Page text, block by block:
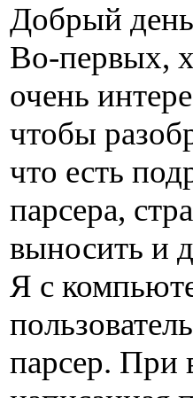
Добрый
Во-первых,
очень
чтобы
что есть
парсера,
выносить и
Я с
парсер. При